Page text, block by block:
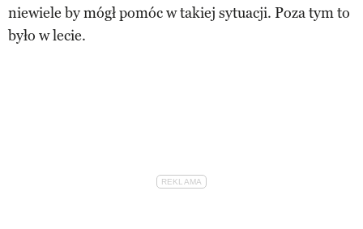
niewiele by mógł pomóc w takiej sytuacji. Poza tym to
było w lecie.